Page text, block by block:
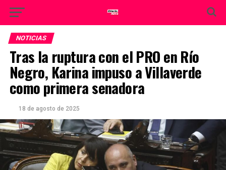
NOTICIAS
Tras la ruptura con el PRO en Río
Negro, Karina impuso a Villaverde
como primera senadora
18 de agosto de 2025